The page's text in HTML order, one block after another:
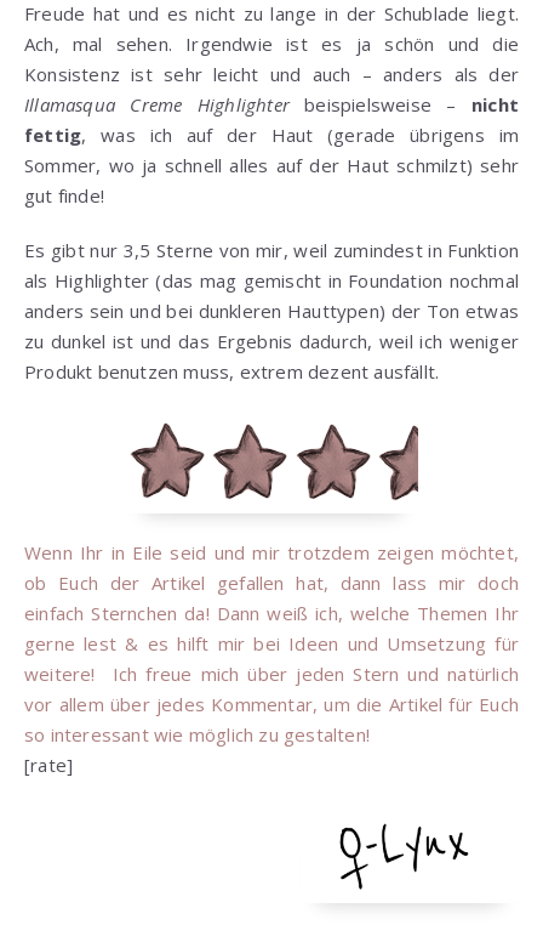
Freude hat und es nicht zu lange in der Schublade liegt.
Ach, mal sehen. Irgendwie ist es ja schön und die
Konsistenz ist sehr leicht und auch – anders als der
Illamasqua Creme Highlighterbeispielsweise – nicht
fettig, was ich auf der Haut (gerade übrigens im
Sommer, wo ja schnell alles auf der Haut schmilzt) sehr
gut finde!
Es gibt nur 3,5 Sterne von mir, weil zumindest in Funktion
als Highlighter (das mag gemischt in Foundation nochmal
anders sein und bei dunkleren Hauttypen) der Ton etwas
zu dunkel ist und das Ergebnis dadurch, weil ich weniger
Produkt benutzen muss, extrem dezent ausfällt.
Wenn Ihr in Eile seid und mir trotzdem zeigen möchtet,
ob Euch der Artikel gefallen hat, dann lass mir doch
einfach Sternchen da! Dann weiß ich, welche Themen Ihr
gerne lest & es hilft mir bei Ideen und Umsetzung für
weitere! Ich freue mich über jeden Stern und natürlich
vor allem über jedes Kommentar, um die Artikel für Euch
so interessant wie möglich zu gestalten!
[rate]